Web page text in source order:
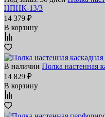
НПНК-13/3
14 379 ₽
В корзину
В наличии Полка настенная
14 829 ₽
В корзину